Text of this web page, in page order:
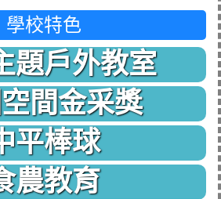
學校特色
題戶外教室
間金采獎
平棒球
農教育